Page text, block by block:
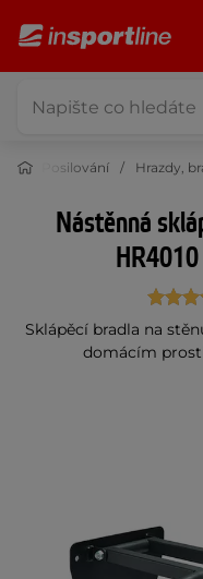
Posilování Hrazdy,
Nástěnná
Sklápěcí bradla na
domácím